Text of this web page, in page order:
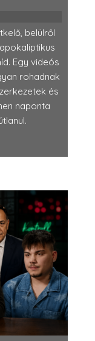
belülről
Egy videós
rohadnak
és
naponta